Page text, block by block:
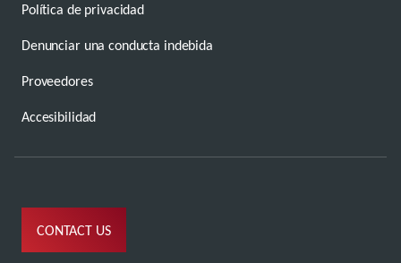
Política de privacidad
Denunciar una conducta indebida
Proveedores
Accesibilidad
CONTACT US